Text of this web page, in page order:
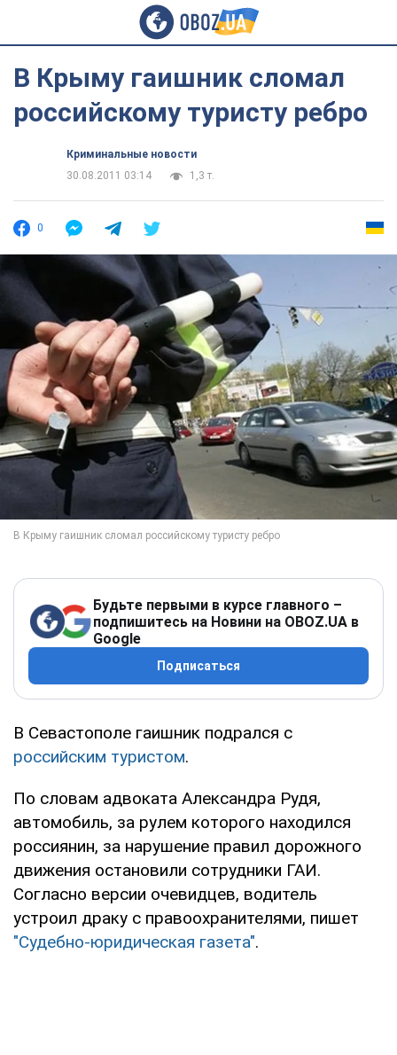
В Крыму гаишник сломал
российскому туристу ребро
Криминальные новости
30.08.2011 03:14
1,3 т.
0
Будьте первыми в курсе главного –
подпишитесь на Новини на OBOZ.UA в
Google
Подписаться
В Севастополе гаишник подрался с
российским туристом.
По словам адвоката Александра Рудя,
автомобиль, за рулем которого находился
россиянин, за нарушение правил дорожного
движения остановили сотрудники ГАИ.
Согласно версии очевидцев, водитель
устроил драку с правоохранителями, пишет
"Судебно-юридическая газета".